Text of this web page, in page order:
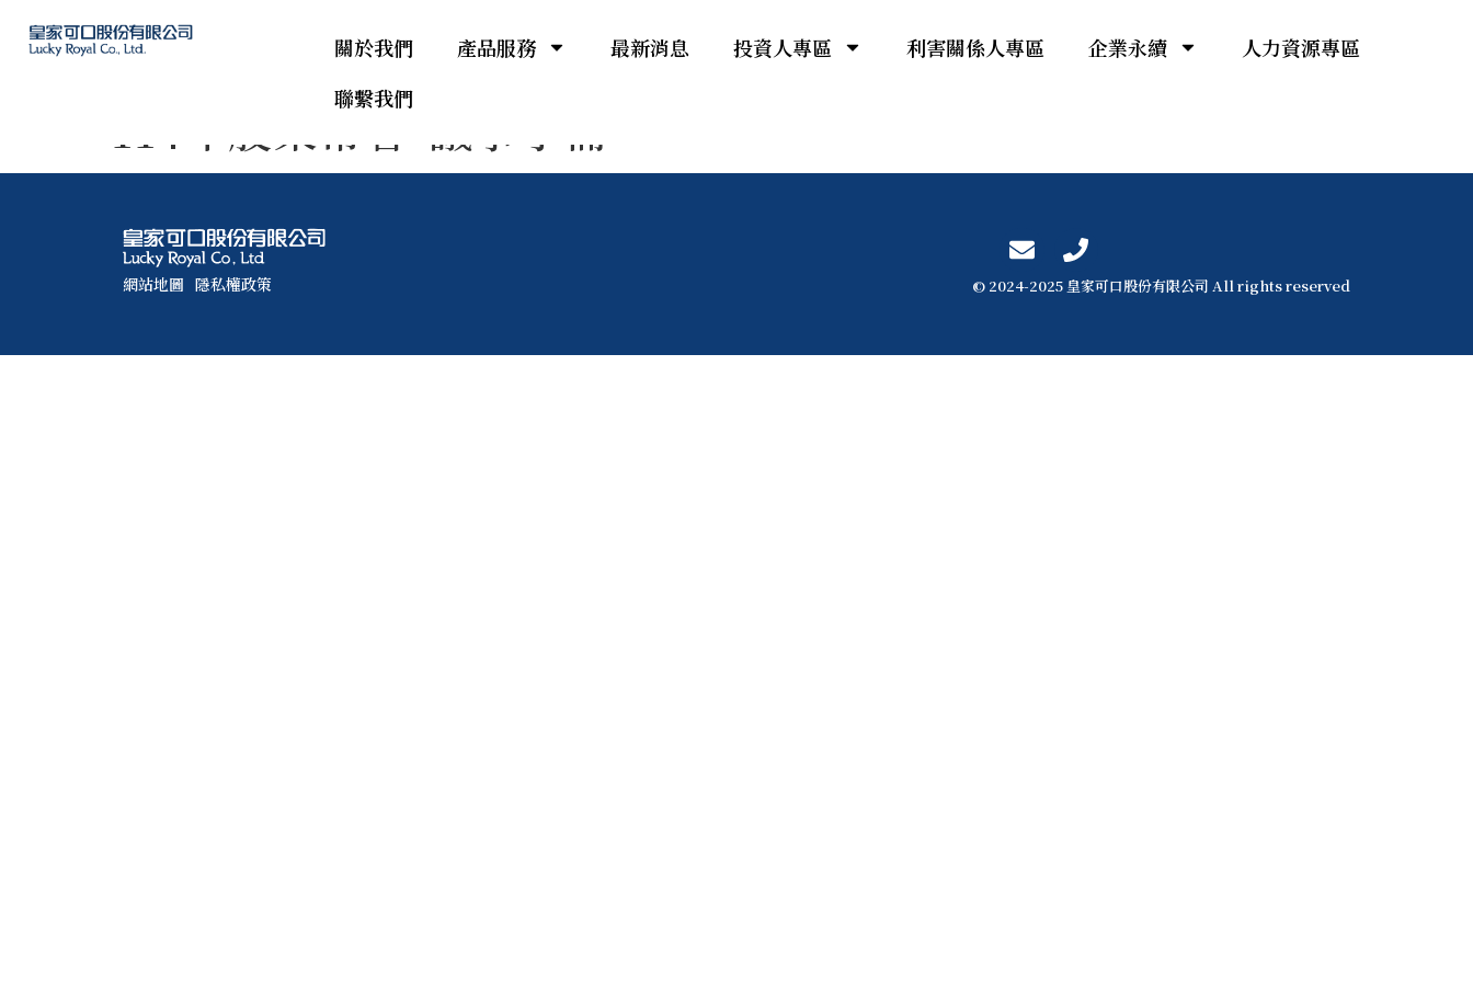
關於我們 產品服務 最新消息 投資人專區 利害關係人專區 企業永續
人力資源專區
聯繫我們
114年股東常會-議事手冊
網站地圖 隱私權政策 © 2024-2025 皇家可口股份有限公司 All rights reserved